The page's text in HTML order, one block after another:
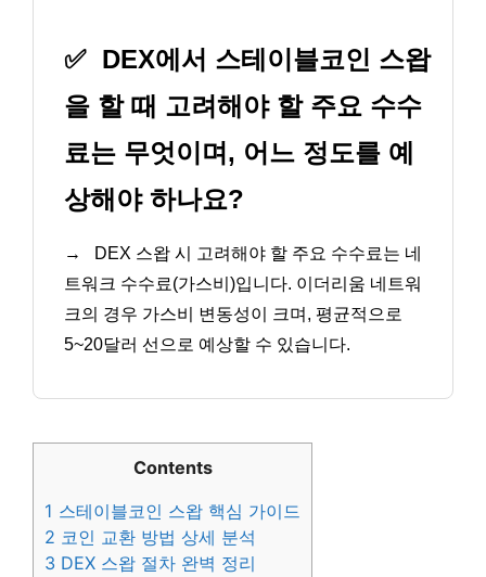
✅ DEX에서 스테이블코인 스왑
을 할 때 고려해야 할 주요 수수
료는 무엇이며, 어느 정도를 예
상해야 하나요?
→
DEX 스왑 시 고려해야 할 주요 수수료는 네
트워크 수수료(가스비)입니다. 이더리움 네트워
크의 경우 가스비 변동성이 크며, 평균적으로
5~20달러 선으로 예상할 수 있습니다.
Contents
1 스테이블코인 스왑 핵심 가이드
2 코인 교환 방법 상세 분석
3 DEX 스왑 절차 완벽 정리